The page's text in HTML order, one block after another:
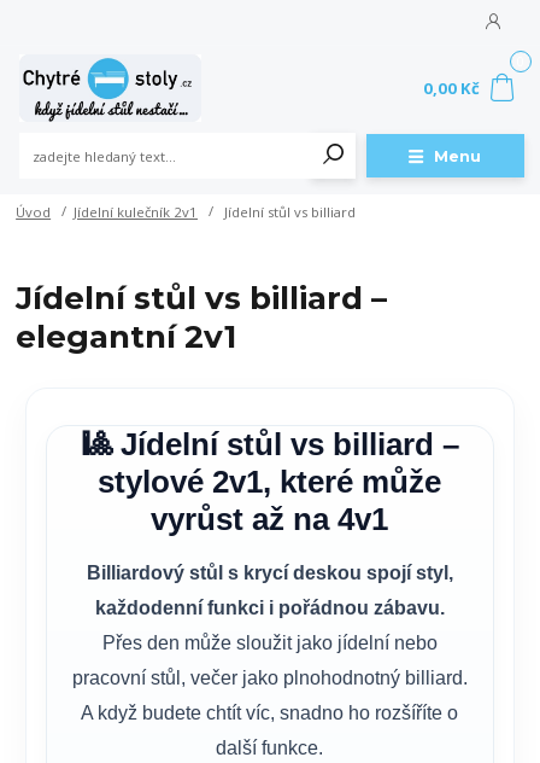
Menu
0,00 Kč
Úvod Jídelní kulečník 2v1 Jídelní stůl vs billiard
Jídelní stůl vs billiard –
elegantní 2v1
🎱 Jídelní stůl vs billiard –
stylové 2v1, které může
vyrůst až na 4v1
Billiardový stůl s krycí deskou spojí styl,
každodenní funkci i pořádnou zábavu.
Přes den může sloužit jako jídelní nebo
pracovní stůl, večer jako plnohodnotný billiard.
A když budete chtít víc, snadno ho rozšíříte o
další funkce.